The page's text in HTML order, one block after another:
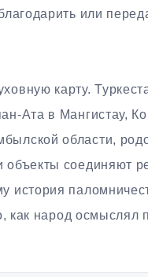
или
карту.
Ата в Мангистау,
области,
соединяют
история
как народ осмыслял